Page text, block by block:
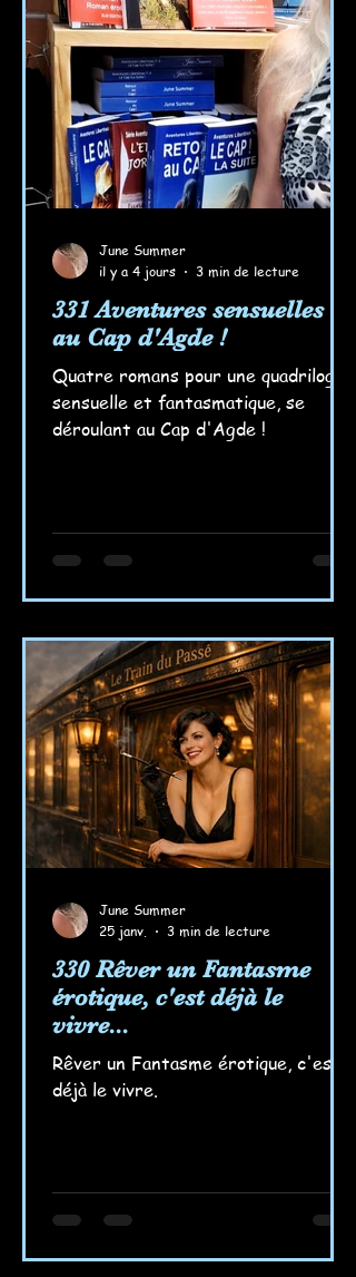
331 Aventures sensuelles
au Cap d'Agde !
Quatre romans pour une quadrilogie
sensuelle et fantasmatique, se
déroulant au Cap d'Agde !
June Summer
il y a 4 jours
3 min de lecture
330 Rêver un Fantasme
érotique, c'est déjà le
vivre...
Rêver un Fantasme érotique, c'est
déjà le vivre.
June Summer
25 janv.
3 min de lecture